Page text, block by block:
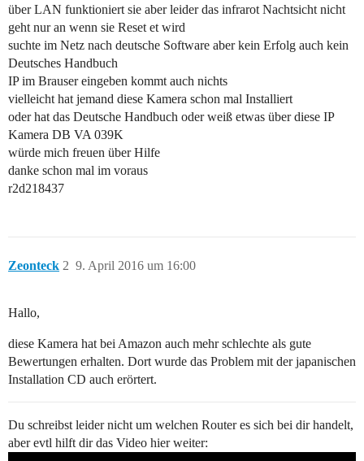
über LAN funktioniert sie aber leider das infrarot Nachtsicht nicht
geht nur an wenn sie Reset et wird
suchte im Netz nach deutsche Software aber kein Erfolg auch kein
Deutsches Handbuch
IP im Brauser eingeben kommt auch nichts
vielleicht hat jemand diese Kamera schon mal Installiert
oder hat das Deutsche Handbuch oder weiß etwas über diese IP
Kamera DB VA 039K
würde mich freuen über Hilfe
danke schon mal im voraus
r2d218437
Zeonteck 9. April 2016 um 16:00
2
Hallo,
diese Kamera hat bei Amazon auch mehr schlechte als gute
Bewertungen erhalten. Dort wurde das Problem mit der japanischen
Installation CD auch erörtert.
Du schreibst leider nicht um welchen Router es sich bei dir handelt,
aber evtl hilft dir das Video hier weiter: